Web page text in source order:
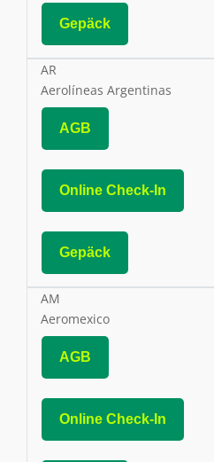
Gepäck
AR
Aerolíneas Argentinas
AGB
Online Check-In
Gepäck
AM
Aeromexico
AGB
Online Check-In